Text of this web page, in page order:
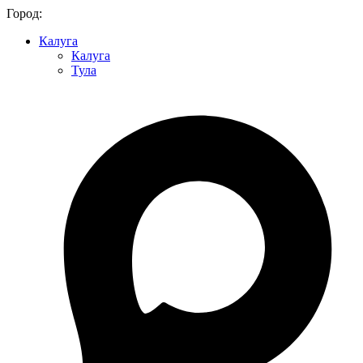
Город:
Калуга
Калуга
Тула